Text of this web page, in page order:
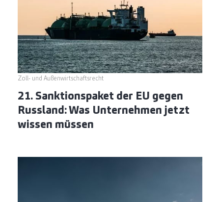
Zoll- und Außenwirtschaftsrecht
21. Sanktionspaket der EU gegen
Russland: Was Unternehmen jetzt
wissen müssen